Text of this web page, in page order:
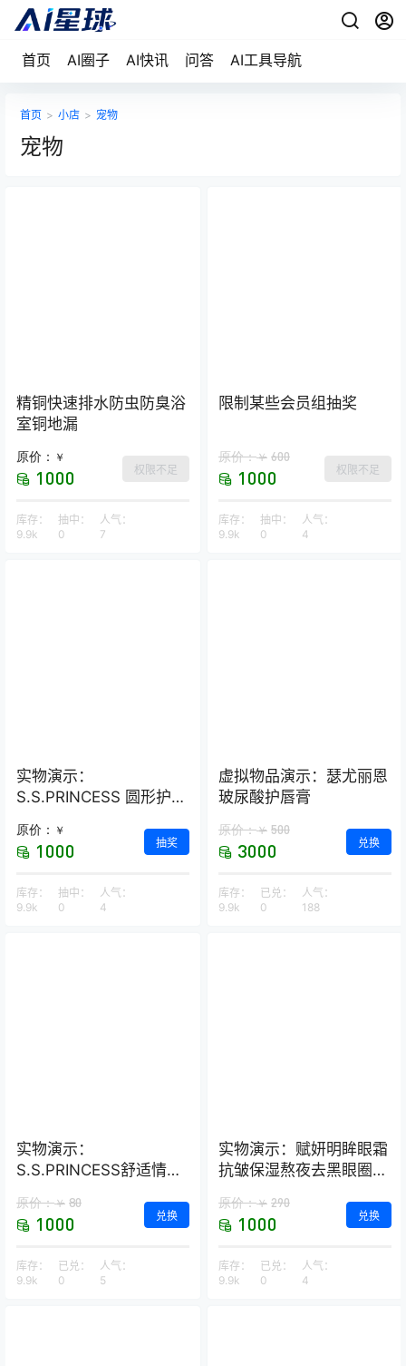
首页 AI圈子 AI快讯 问答 AI工具导航
首页 > 小店 > 宠物
宠物
精铜快速排水防虫防臭浴
室铜地漏
原价： ￥
1000 权限不足
库存：
9.9k
抽中：
0
人气：
7
限制某些会员组抽奖
原价：￥ 600
1000 权限不足
库存：
9.9k
抽中：
0
人气：
4
实物演示：
S.S.PRINCESS 圆形护颈
原价： ￥
1000 抽奖
库存：
9.9k
抽中：
0
人气：
4
虚拟物品演示：瑟尤丽恩
玻尿酸护唇膏
原价：￥ 500
3000 兑换
库存：
9.9k
已兑：
0
人气：
188
实物演示：
S.S.PRINCESS舒适情侣
原价：￥ 80
1000 兑换
库存：
9.9k
已兑：
0
人气：
5
实物演示：赋妍明眸眼霜
抗皱保湿熬夜去黑眼圈
原价：￥ 290
1000 兑换
库存：
9.9k
已兑：
0
人气：
4